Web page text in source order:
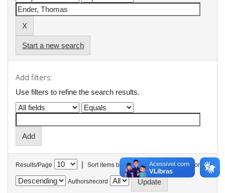
Start a new search
Add filters:
Use filters to refine the search results.
Results/Page | Sort items by In order
Authors/record